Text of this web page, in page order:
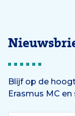
Blijf op de
Erasmus MC